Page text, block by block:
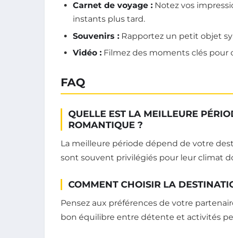
Carnet de voyage : Notez vos
instants plus tard.
Souvenirs : Rapportez un petit objet
Vidéo : Filmez des moments clés pour
FAQ
QUELLE EST LA MEILLEURE
ROMANTIQUE ?
La meilleure période dépend de votre
sont souvent privilégiés pour leur climat
COMMENT CHOISIR LA
Pensez aux préférences de votre
bon équilibre entre détente et activités